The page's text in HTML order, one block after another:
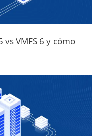
vs VMFS 6 y cómo